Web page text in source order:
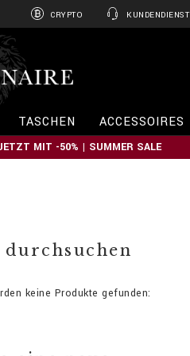
CRYPTO KUNDENDIENST
l
o
n
a
TASCHEN ACCESSOIRES
MIT -50% | SUMMER SALE
keine Produkte gefunden: